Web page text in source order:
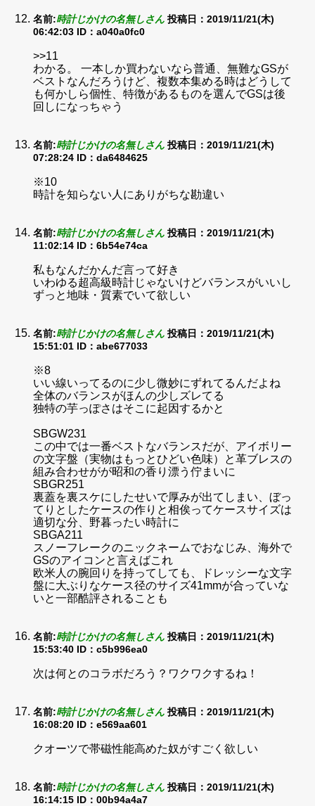
名前:時計じかけの名無しさん 投稿日：2019/11/21(木)
06:42:03 ID：a040a0fc0
>>11
わかる。 一本しか買わないなら普通、無難なGSが
ベストなんだろうけど、複数本集める時はどうして
も何かしら個性、特徴があるものを選んでGSは後
回しになっちゃう
名前:時計じかけの名無しさん 投稿日：2019/11/21(木)
07:28:24 ID：da6484625
※10
時計を知らない人にありがちな勘違い
名前:時計じかけの名無しさん 投稿日：2019/11/21(木)
11:02:14 ID：6b54e74ca
私もなんだかんだ言って好き
いわゆる超高級時計じゃないけどバランスがいいし
ずっと地味・質素でいて欲しい
名前:時計じかけの名無しさん 投稿日：2019/11/21(木)
15:51:01 ID：abe677033
※8
いい線いってるのに少し微妙にずれてるんだよね
全体のバランスがほんの少しズレてる
独特の芋っぽさはそこに起因するかと
SBGW231
この中では一番ベストなバランスだが、アイボリー
の文字盤（実物はもっとひどい色味）と革ブレスの
組み合わせがが昭和の香り漂う佇まいに
SBGR251
裏蓋を裏スケにしたせいで厚みが出てしまい、ぼっ
てりとしたケースの作りと相俟ってケースサイズは
適切な分、野暮ったい時計に
SBGA211
スノーフレークのニックネームでおなじみ、海外で
GSのアイコンと言えばこれ
欧米人の腕回りを持ってしても、ドレッシーな文字
盤に大ぶりなケース径のサイズ41mmが合っていな
いと一部酷評されることも
名前:時計じかけの名無しさん 投稿日：2019/11/21(木)
15:53:40 ID：c5b996ea0
次は何とのコラボだろう？ワクワクするね！
名前:時計じかけの名無しさん 投稿日：2019/11/21(木)
16:08:20 ID：e569aa601
クオーツで帯磁性能高めた奴がすごく欲しい
名前:時計じかけの名無しさん 投稿日：2019/11/21(木)
16:14:15 ID：00b94a4a7